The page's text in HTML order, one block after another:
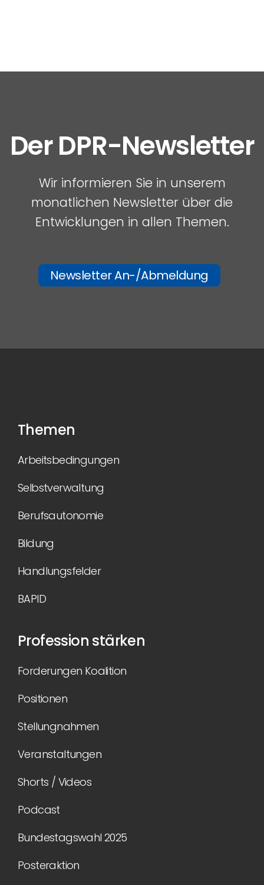
Der DPR-Newsletter
Wir informieren Sie in unserem
monatlichen Newsletter über die
Entwicklungen in allen Themen.
Newsletter An-/Abmeldung
Themen
Arbeitsbedingungen
Selbstverwaltung
Berufsautonomie
Bildung
Handlungsfelder
BAPID
Profession stärken
Forderungen Koalition
Positionen
Stellungnahmen
Veranstaltungen
Shorts / Videos
Podcast
Bundestagswahl 2025
Posteraktion